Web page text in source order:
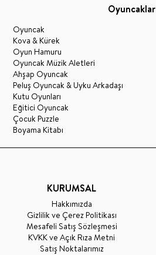
Oyuncaklar
Oyuncak
Kova & Kürek
Oyun Hamuru
Oyuncak Müzik Aletleri
Ahşap Oyuncak
Peluş Oyuncak & Uyku Arkadaşı
Kutu Oyunları
Eğitici Oyuncak
Çocuk Puzzle
Boyama Kitabı
KURUMSAL
Hakkımızda
Gizlilik ve Çerez Politikası
Mesafeli Satış Sözleşmesi
KVKK ve Açık Rıza Metni
Satış Noktalarımız